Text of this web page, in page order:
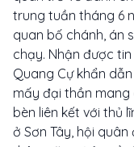
trung tuần tháng 6
quan bố chánh, án
chạy. Nhận được
Quang Cự khẩn
mấy đại thần mang
bèn liên kết với thủ
ở Sơn Tây, hội